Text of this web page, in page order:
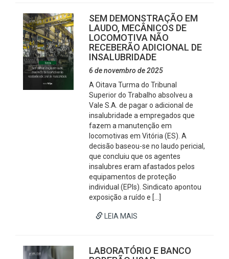
SEM DEMONSTRAÇÃO EM
LAUDO, MECÂNICOS DE
LOCOMOTIVA NÃO
RECEBERÃO ADICIONAL DE
INSALUBRIDADE
6 de novembro de 2025
A Oitava Turma do Tribunal
Superior do Trabalho absolveu a
Vale S.A. de pagar o adicional de
insalubridade a empregados que
fazem a manutenção em
locomotivas em Vitória (ES). A
decisão baseou-se no laudo pericial,
que concluiu que os agentes
insalubres eram afastados pelos
equipamentos de proteção
individual (EPIs). Sindicato apontou
exposição a ruído e […]
LEIA MAIS
LABORATÓRIO E BANCO